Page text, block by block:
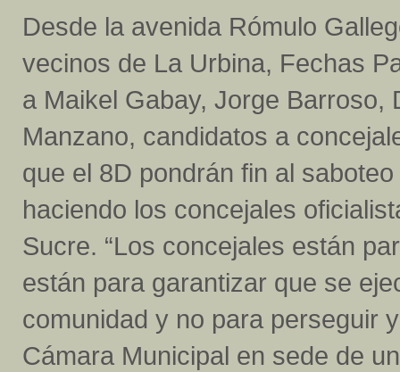
Desde la avenida Rómulo
vecinos de La Urbina, Fechas
a Maikel Gabay, Jorge
Manzano, candidatos a
que el 8D pondrán fin al
haciendo los concejales
Sucre. “Los concejales están
están para garantizar que se
comunidad y no para perseguir
Cámara Municipal en sede de